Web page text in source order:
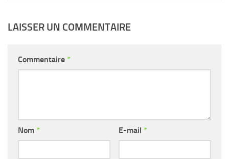
LAISSER UN COMMENTAIRE
Commentaire *
Nom * E-mail *